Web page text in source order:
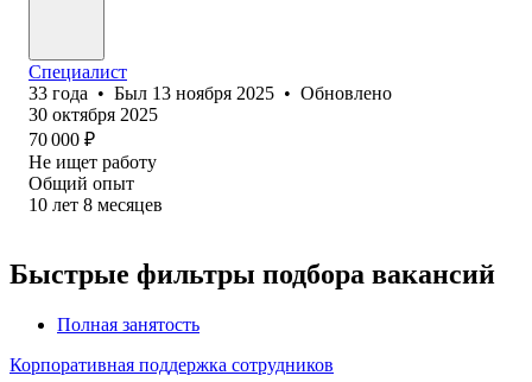
Специалист
33 года • Был 13 ноября 2025 • Обновлено
30 октября 2025
70 000 ₽
Не ищет работу
Общий опыт
10 лет 8 месяцев
Быстрые фильтры подбора вакансий
Полная занятость
Корпоративная поддержка сотрудников